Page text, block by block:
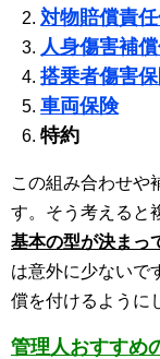
対物賠償責
人身傷害補
搭乗者傷害
車両保険
特約
この組み合わせや
す。そう考えると
基本の型が決まっ
は意外に少ないで
償を付けるように
管理人おすすめ